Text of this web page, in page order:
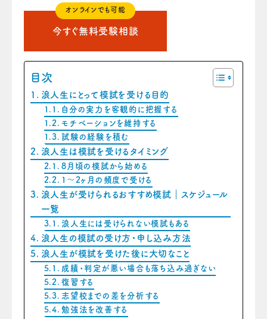
オンラインでも可能
今すぐ無料受験相談
目次
浪人生にとって模試を受ける目的
自分の実力を客観的に把握する
モチベーションを維持する
試験の経験を積む
浪人生は模試を受けるタイミング
8月頃の模試から始める
1～2ヶ月の頻度で受ける
浪人生が受けられるおすすめ模試｜スケジュール
一覧
浪人生には受けられない模試もある
浪人生の模試の受け方・申し込み方法
浪人生が模試を受けた後に大切なこと
成績・判定が悪い場合も落ち込み過ぎない
復習する
志望校までの差を分析する
勉強法を改善する